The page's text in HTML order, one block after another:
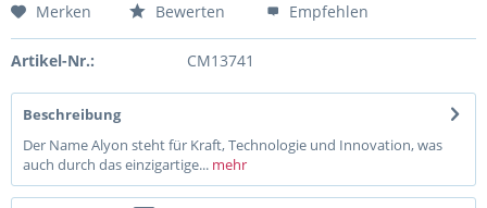
Merken Bewerten Empfehlen
Artikel-Nr.: CM13741
Beschreibung
Der Name Alyon steht für Kraft, Technologie und Innovation, was
auch durch das einzigartige... mehr